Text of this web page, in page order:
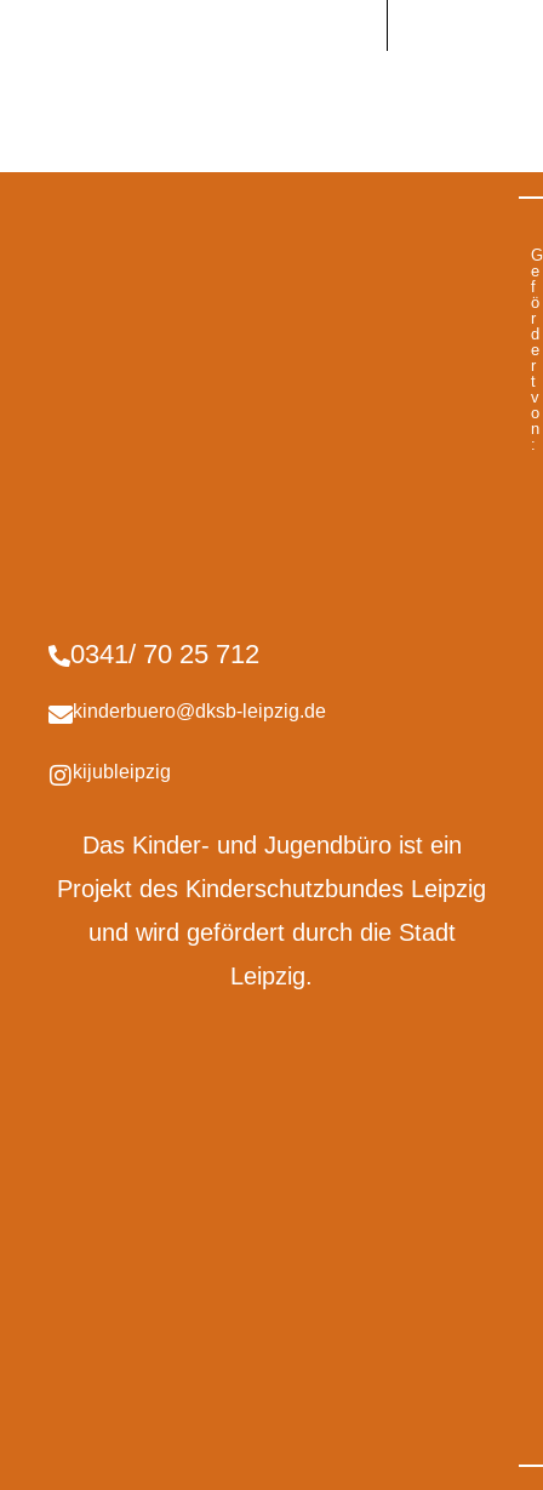
0341/ 70 25 712
kinderbuero@dksb-leipzig.de
kijubleipzig
Das Kinder- und Jugendbüro ist ein
Projekt des Kinderschutzbundes Leipzig
und wird gefördert durch die Stadt
Leipzig.
G
e
f
ö
r
d
e
r
t
v
o
n
: